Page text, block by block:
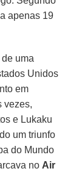
apenas 19
uma
Unidos
em
vezes,
e Lukaku
um triunfo
do Mundo
no Air